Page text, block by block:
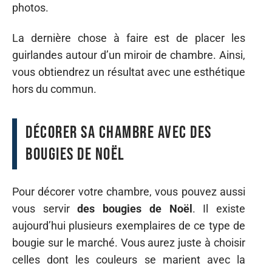
photos.
La dernière chose à faire est de placer les
guirlandes autour d’un miroir de chambre. Ainsi,
vous obtiendrez un résultat avec une esthétique
hors du commun.
Décorer sa chambre avec des
bougies de Noël
Pour décorer votre chambre, vous pouvez aussi
vous servirdes bougies de Noël. Il existe
aujourd’hui plusieurs exemplaires de ce type de
bougie sur le marché. Vous aurez juste à choisir
celles dont les couleurs se marient avec la